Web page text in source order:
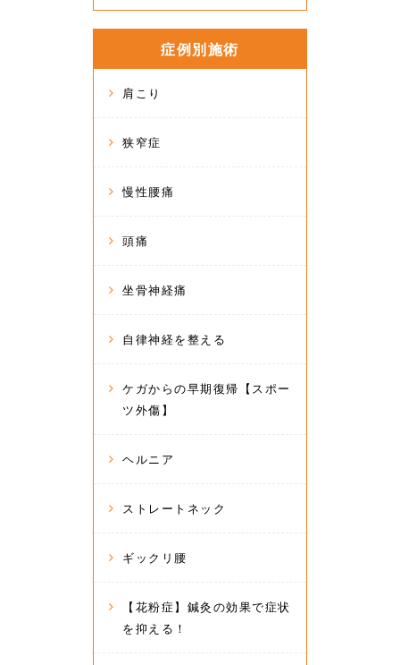
症例別施術
肩こり
狭窄症
慢性腰痛
頭痛
坐骨神経痛
自律神経を整える
ケガからの早期復帰【スポー
ツ外傷】
ヘルニア
ストレートネック
ギックリ腰
【花粉症】鍼灸の効果で症状
を抑える！